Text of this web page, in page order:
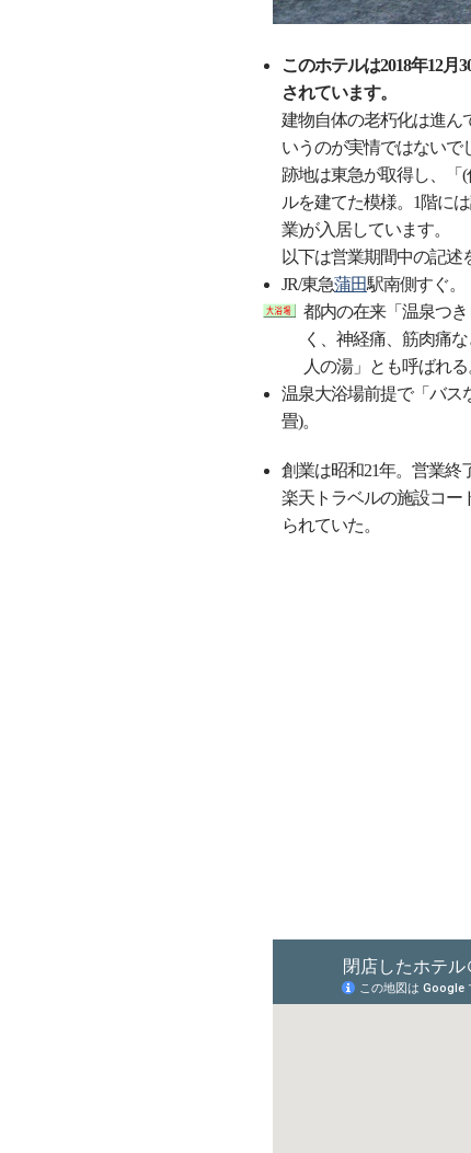
このホテルは2018年12
されています。
建物自体の老朽化は進ん
いうのが実情ではないで
跡地は東急が取得し、「
ルを建てた模様。1階に
業)が入居しています。
以下は営業期間中の記
JR/東急蒲田駅南側すぐ。
都内の在来「温泉つ
く、神経痛、筋肉痛
人の湯」とも呼ばれ
温泉大浴場前提で「バス
畳)。
創業は昭和21年。営業終
楽天トラベルの施設コー
られていた。